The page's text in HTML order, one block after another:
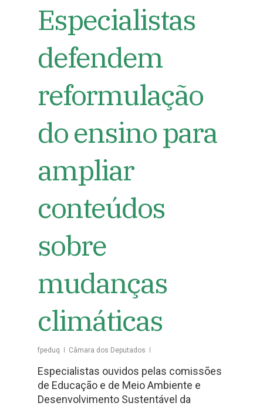
Especialistas
defendem
reformulação
do ensino para
ampliar
conteúdos
sobre
mudanças
climáticas
fpeduq Câmara dos Deputados
Especialistas ouvidos pelas comissões
de Educação e de Meio Ambiente e
Desenvolvimento Sustentável da